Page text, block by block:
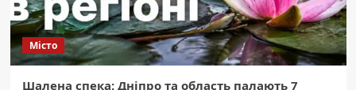
Місто
Шалена спека: Дніпро та область палають 7